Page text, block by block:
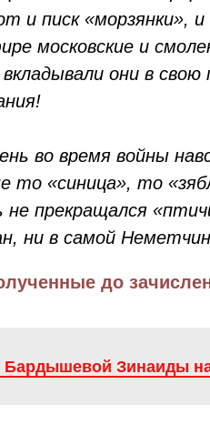
и писк «морзянки»,
московские и
они в
во время войны
то «синица», то
не прекращался
ни в самой
до
Бардышевой Зинаиды